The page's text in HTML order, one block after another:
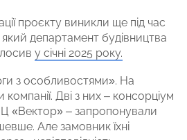
проєкту виникли ще під час
департамент будівництва
у січні 2025 року.
з особливостями». На
Дві з них – консорціум
«Вектор» – запропонували
Але замовник їхні